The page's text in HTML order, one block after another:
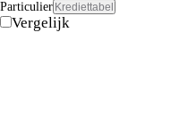
Particulier Krediettabel
Vergelijk